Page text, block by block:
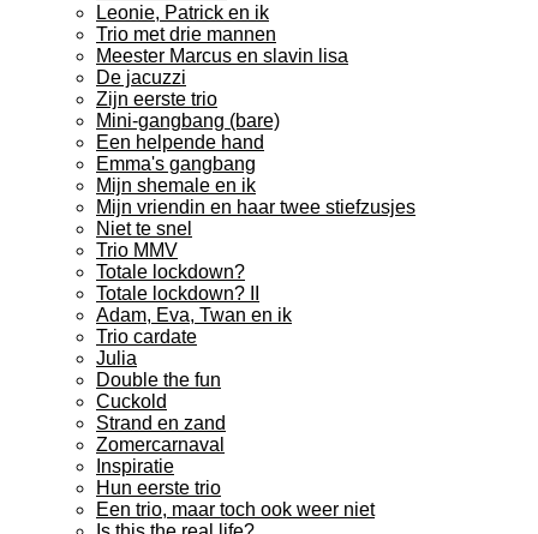
Leonie, Patrick en ik
Trio met drie mannen
Meester Marcus en slavin lisa
De jacuzzi
Zijn eerste trio
Mini-gangbang (bare)
Een helpende hand
Emma's gangbang
Mijn shemale en ik
Mijn vriendin en haar twee stiefzusjes
Niet te snel
Trio MMV
Totale lockdown?
Totale lockdown? II
Adam, Eva, Twan en ik
Trio cardate
Julia
Double the fun
Cuckold
Strand en zand
Zomercarnaval
Inspiratie
Hun eerste trio
Een trio, maar toch ook weer niet